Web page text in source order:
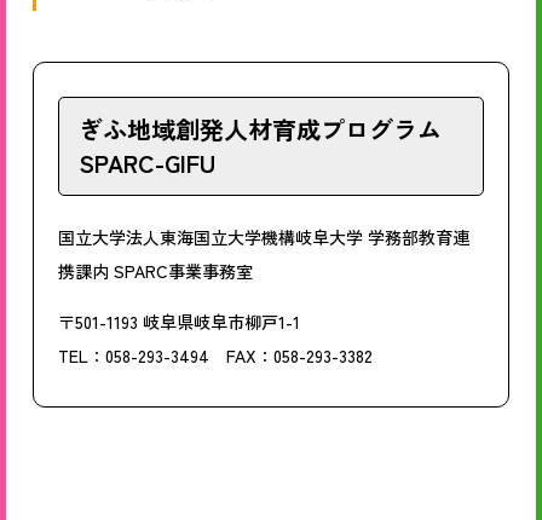
ぎふ地域創発人材育成プログラム
SPARC-GIFU
国立大学法人東海国立大学機構岐阜大学 学務部教育連
携課内 SPARC事業事務室
〒501-1193 岐阜県岐阜市柳戸1-1
TEL：058-293-3494 FAX：058-293-3382